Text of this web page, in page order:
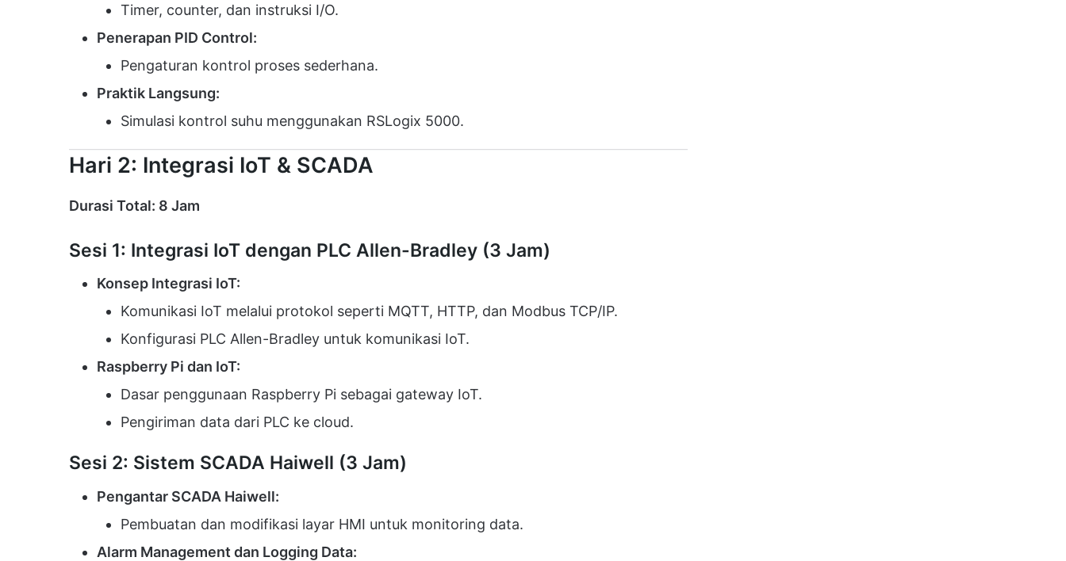
Timer, counter, dan instruksi I/O.
Penerapan PID Control:
Pengaturan kontrol proses sederhana.
Praktik Langsung:
Simulasi kontrol suhu menggunakan RSLogix 5000.
Hari 2: Integrasi IoT & SCADA
Durasi Total: 8 Jam
Sesi 1: Integrasi IoT dengan PLC Allen-Bradley (3 Jam)
Konsep Integrasi IoT:
Komunikasi IoT melalui protokol seperti MQTT, HTTP, dan Modbus TCP/IP.
Konfigurasi PLC Allen-Bradley untuk komunikasi IoT.
Raspberry Pi dan IoT:
Dasar penggunaan Raspberry Pi sebagai gateway IoT.
Pengiriman data dari PLC ke cloud.
Sesi 2: Sistem SCADA Haiwell (3 Jam)
Pengantar SCADA Haiwell:
Pembuatan dan modifikasi layar HMI untuk monitoring data.
Alarm Management dan Logging Data: